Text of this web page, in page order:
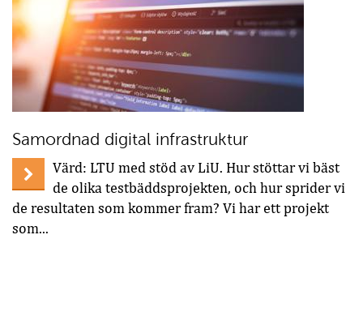
Samordnad digital infrastruktur
Värd: LTU med stöd av LiU. Hur stöttar vi bäst
de olika testbäddsprojekten, och hur sprider vi
de resultaten som kommer fram? Vi har ett projekt
som...